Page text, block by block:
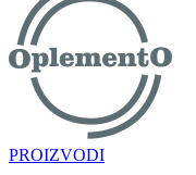
PROIZVODI